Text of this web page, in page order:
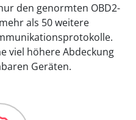
den genormten OBD2-
als 50 weitere
viel höhere Abdeckung
Geräten.